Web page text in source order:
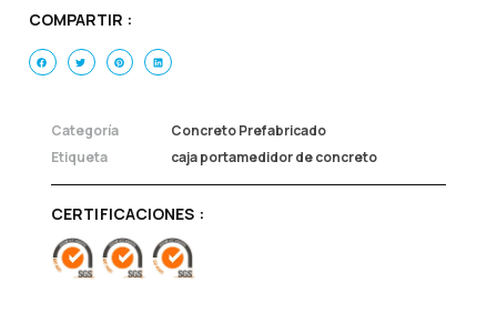
COMPARTIR :
Categoría
Concreto Prefabricado
Etiqueta
caja portamedidor de concreto
CERTIFICACIONES :